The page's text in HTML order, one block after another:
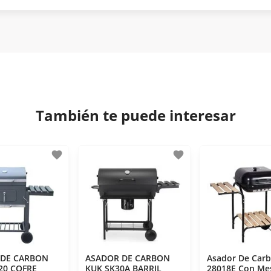
También te puede interesar
favorite
CARBON
COFRE
favorite
ASADOR DE CARBON
KUK SK30A BARRIL
Asador De
28018E Con